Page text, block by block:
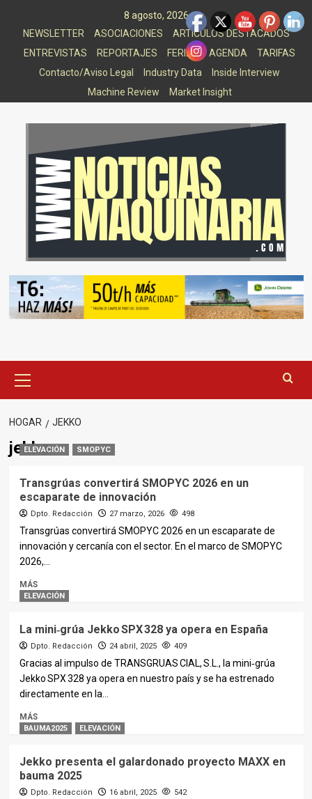
8 agosto, 2026
NEWSLETTER
ASOCIACIONES
ARTICULOS DESTACADOS
ENTREVISTAS
REPORTAJES FERIAS AGENDA
TARIFAS
Contacto/Aviso Legal
Industry Data
Inside Interview
Machine Review
Market Insight
principal
HOGAR JEKKO
jekko
ELEVACIÓN SMOPYC
Transgrúas convertirá SMOPYC 2026 en un
escaparate de innovación
Dpto. Redacción 27 marzo, 2026 498
Transgrúas convertirá SMOPYC 2026 en un escaparate de
innovación y cercanía con el sector. En el marco de SMOPYC
2026,...
MÁS
ELEVACIÓN
La mini‑grúa Jekko SPX 328 ya opera en España
Dpto. Redacción 24 abril, 2025 409
Gracias al impulso de TRANSGRUAS CIAL, S.L., la mini‑grúa
Jekko SPX 328 ya opera en nuestro país y se ha estrenado
directamente en la...
MÁS
BAUMA2025 ELEVACIÓN
Jekko presenta el galardonado proyecto MAXX en
bauma 2025
Dpto. Redacción 16 abril, 2025 542